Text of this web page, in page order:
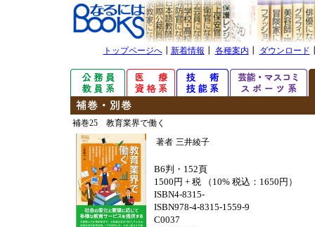
トップページへ┃ 新着情報 各種案内 ダウンロード
補巻25 教育業界で働く
著者 三井綾子
B6判・152頁
1500円 + 税 （10% 税込：1650円）
ISBN4-8315-
ISBN978-4-8315-1559-9
C0037